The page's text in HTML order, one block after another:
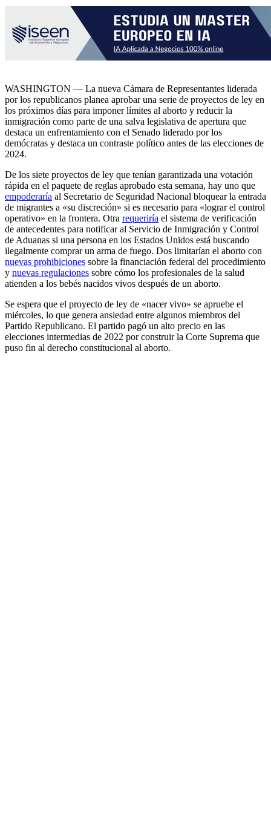
WASHINGTON — La nueva Cámara de Representantes liderada
por los republicanos planea aprobar una serie de proyectos de ley en
los próximos días para imponer límites al aborto y reducir la
inmigración como parte de una salva legislativa de apertura que
destaca un enfrentamiento con el Senado liderado por los
demócratas y destaca un contraste político antes de las elecciones de
2024.
De los siete proyectos de ley que tenían garantizada una votación
rápida en el paquete de reglas aprobado esta semana, hay uno que
empoderaría al Secretario de Seguridad Nacional bloquear la entrada
de migrantes a «su discreción» si es necesario para «lograr el control
operativo» en la frontera. Otra requeriría el sistema de verificación
de antecedentes para notificar al Servicio de Inmigración y Control
de Aduanas si una persona en los Estados Unidos está buscando
ilegalmente comprar un arma de fuego. Dos limitarían el aborto con
nuevas prohibiciones sobre la financiación federal del procedimiento
y nuevas regulaciones sobre cómo los profesionales de la salud
atienden a los bebés nacidos vivos después de un aborto.
Se espera que el proyecto de ley de «nacer vivo» se apruebe el
miércoles, lo que genera ansiedad entre algunos miembros del
Partido Republicano. El partido pagó un alto precio en las
elecciones intermedias de 2022 por construir la Corte Suprema que
puso fin al derecho constitucional al aborto.